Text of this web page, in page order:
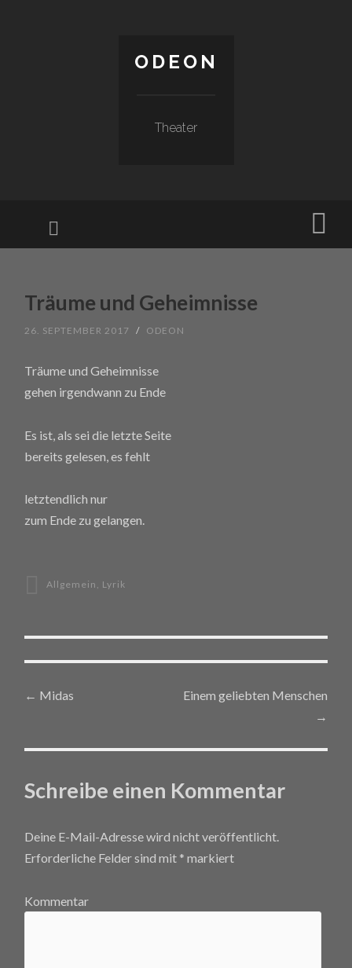
ODEON
Theater
Träume und Geheimnisse
26. SEPTEMBER 2017 / ODEON
Träume und Geheimnisse
gehen irgendwann zu Ende
Es ist, als sei die letzte Seite
bereits gelesen, es fehlt
letztendlich nur
zum Ende zu gelangen.
Allgemein , Lyrik
Post navigation
← Midas
Einem geliebten Menschen
→
Schreibe einen Kommentar
Deine E-Mail-Adresse wird nicht veröffentlicht.
Erforderliche Felder sind mit * markiert
Kommentar